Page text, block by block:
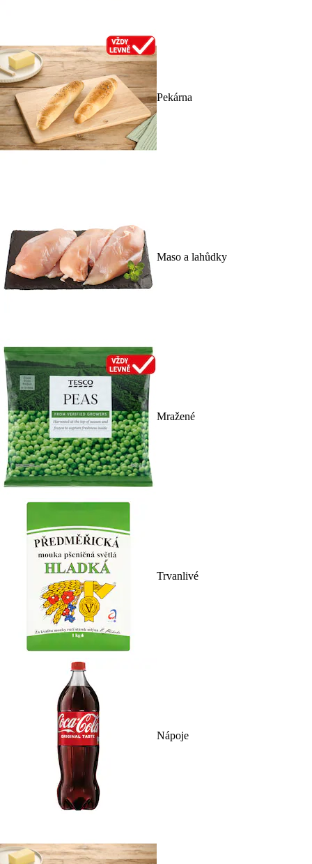
Pekárna
Maso a lahůdky
Mražené
Trvanlivé
Nápoje